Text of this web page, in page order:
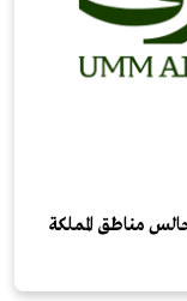
مناطق المملكة